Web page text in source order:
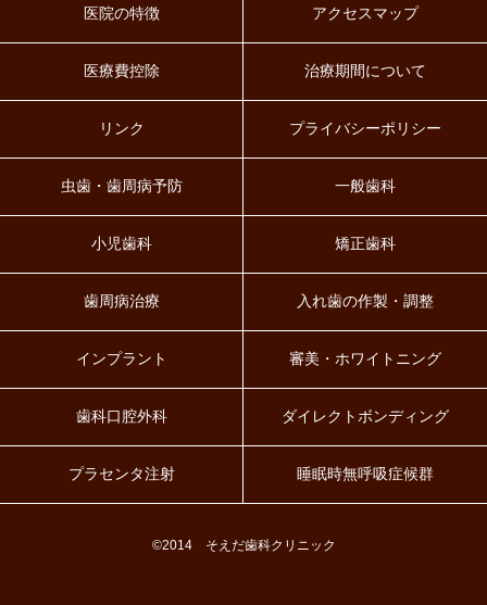
医院の特徴 アクセスマップ
医療費控除 治療期間について
リンク プライバシーポリシー
虫歯・歯周病予防 一般歯科
小児歯科 矯正歯科
歯周病治療 入れ歯の作製・調整
インプラント 審美・ホワイトニング
歯科口腔外科 ダイレクトボンディング
プラセンタ注射 睡眠時無呼吸症候群
©2014 そえだ歯科クリニック